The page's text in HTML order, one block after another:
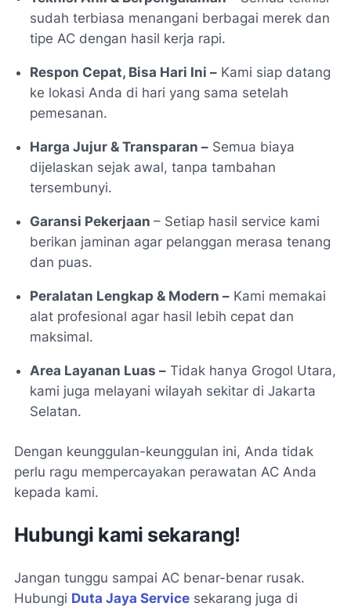
sudah terbiasa menangani berbagai merek dan
tipe AC dengan hasil kerja rapi.
Respon Cepat, Bisa Hari Ini – Kami siap datang
ke lokasi Anda di hari yang sama setelah
pemesanan.
Harga Jujur & Transparan – Semua biaya
dijelaskan sejak awal, tanpa tambahan
tersembunyi.
Garansi Pekerjaan – Setiap hasil service kami
berikan jaminan agar pelanggan merasa tenang
dan puas.
Peralatan Lengkap & Modern – Kami memakai
alat profesional agar hasil lebih cepat dan
maksimal.
Area Layanan Luas – Tidak hanya Grogol Utara,
kami juga melayani wilayah sekitar di Jakarta
Selatan.
Dengan keunggulan-keunggulan ini, Anda tidak
perlu ragu mempercayakan perawatan AC Anda
kepada kami.
Hubungi kami sekarang!
Jangan tunggu sampai AC benar-benar rusak.
Hubungi Duta Jaya Service sekarang juga di